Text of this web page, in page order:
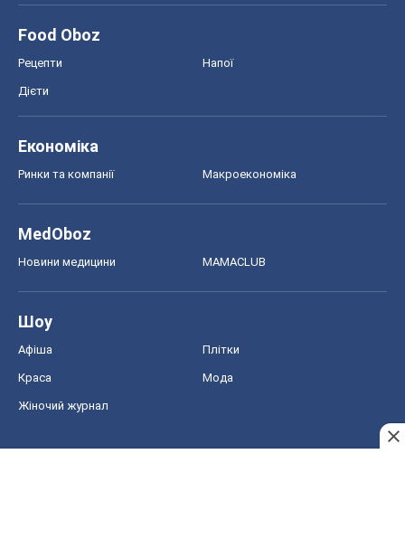
Food Oboz
Рецепти Напої
Дієти
Економіка
Ринки та компанії Макроекономіка
MedOboz
Новини медицини MAMACLUB
Шоу
Афіша Плітки
Краса Мода
Жіночий журнал